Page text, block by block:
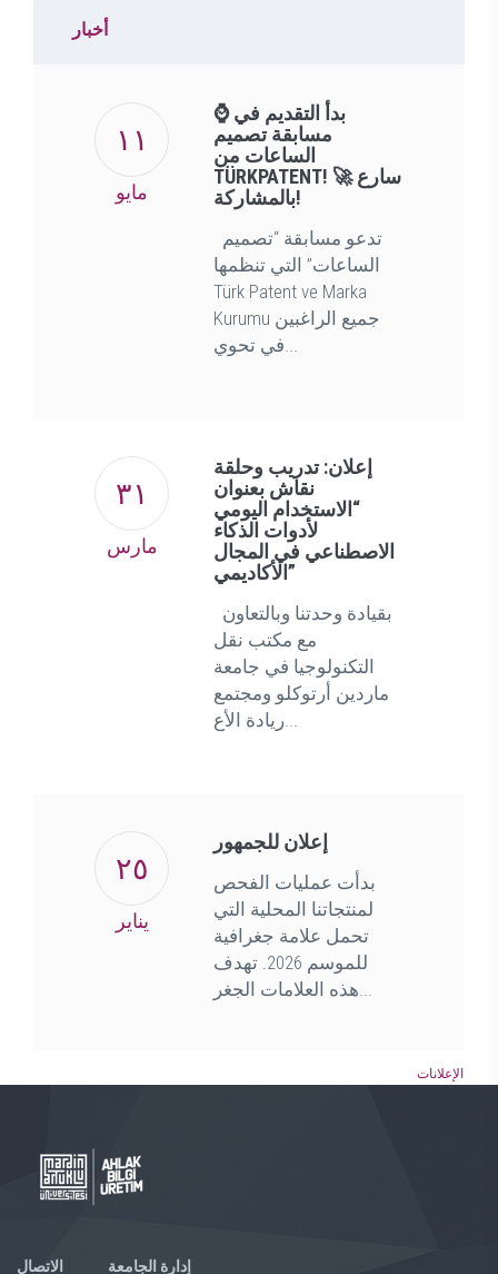
أخبار
١١
مايو
⌚ بدأ التقديم في
مسابقة تصميم
الساعات من
TÜRKPATENT! 🚀 سارع
بالمشاركة!
الساعات” التي تنظمها
Türk Patent ve Marka
Kurumu جميع الراغبين
في تحوي...
٣١
مارس
إعلان: تدريب وحلقة
نقاش بعنوان
“الاستخدام اليومي
لأدوات الذكاء
الاصطناعي في المجال
الأكاديمي”
مع مكتب نقل
التكنولوجيا في جامعة
ماردين أرتوكلو ومجتمع
ريادة الأع...
٢٥
يناير
إعلان للجمهور
بدأت عمليات الفحص
لمنتجاتنا المحلية التي
تحمل علامة جغرافية
للموسم 2026. تهدف
هذه العلامات الجغر...
الإعلانات
الاتصال إدارة الجامعة